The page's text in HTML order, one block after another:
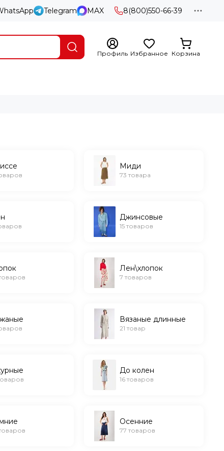
Telegram MAX 8(800)550-66-39
Профиль Избранное Корзина
Миди
73 товара
Джинсовые
15 товаров
Лен\хлопок
7 товаров
Вязаные длинные
21 товар
До колен
16 товаров
Осенние
77 товаров